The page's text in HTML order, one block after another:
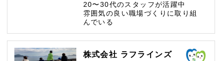
20〜30代のスタッフが活躍中
雰囲気の良い職場づくりに取り組
んでいる
株式会社 ラフラインズ